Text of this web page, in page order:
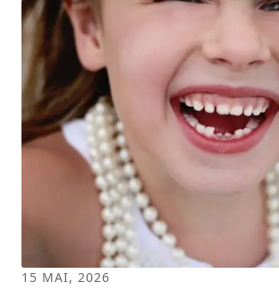
La fel ca și cavitatea bucală a
bebelușului este plină de
hrănesc cu zaharuri din lichidele
bem și din hrana pe care o
Oaspeți nedoriți, aceste bacterii
cursul digestiei. Acest acid este
atacă...
15 MAI, 2026